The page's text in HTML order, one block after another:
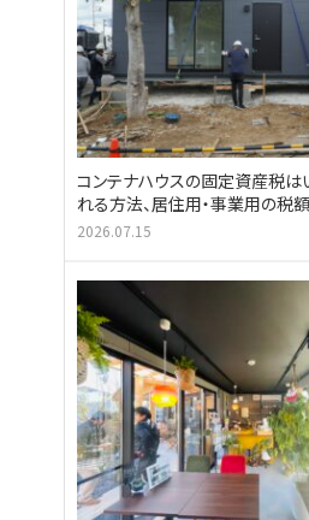
コンテナハウスの固定資産税は
れる方法、居住用・事業用の税
ン
2026.07.15